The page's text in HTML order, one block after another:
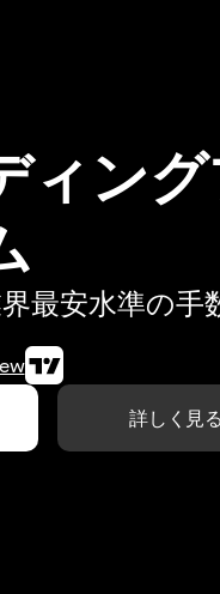
ィン
最安水準の手
詳しく見る